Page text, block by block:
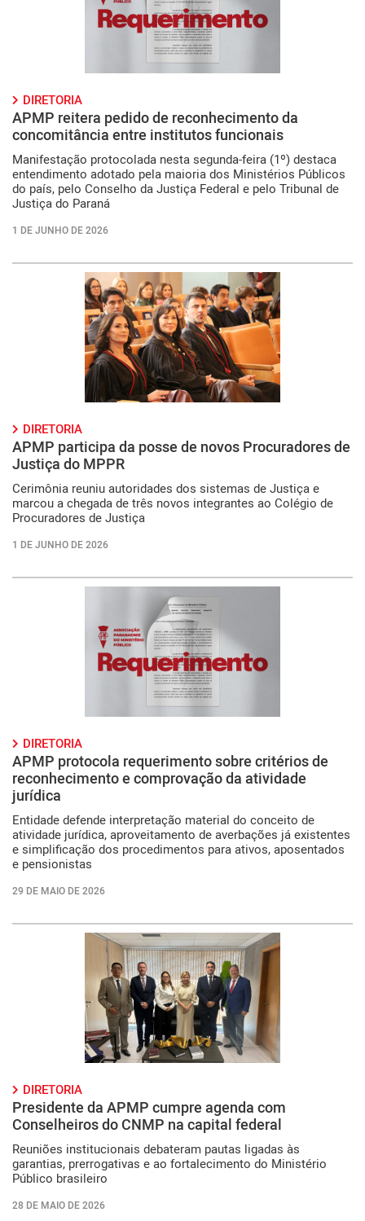
DIRETORIA
APMP reitera pedido de reconhecimento da
concomitância entre institutos funcionais
Manifestação protocolada nesta segunda-feira (1º) destaca
entendimento adotado pela maioria dos Ministérios Públicos
do país, pelo Conselho da Justiça Federal e pelo Tribunal de
Justiça do Paraná
1 DE JUNHO DE 2026
DIRETORIA
APMP participa da posse de novos Procuradores de
Justiça do MPPR
Cerimônia reuniu autoridades dos sistemas de Justiça e
marcou a chegada de três novos integrantes ao Colégio de
Procuradores de Justiça
1 DE JUNHO DE 2026
DIRETORIA
APMP protocola requerimento sobre critérios de
reconhecimento e comprovação da atividade
jurídica
Entidade defende interpretação material do conceito de
atividade jurídica, aproveitamento de averbações já existentes
e simplificação dos procedimentos para ativos, aposentados
e pensionistas
29 DE MAIO DE 2026
DIRETORIA
Presidente da APMP cumpre agenda com
Conselheiros do CNMP na capital federal
Reuniões institucionais debateram pautas ligadas às
garantias, prerrogativas e ao fortalecimento do Ministério
Público brasileiro
28 DE MAIO DE 2026